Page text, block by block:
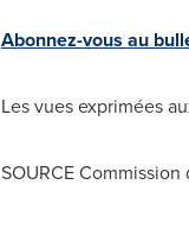
Abonnez-vous au
Les vues exprimées
SOURCE